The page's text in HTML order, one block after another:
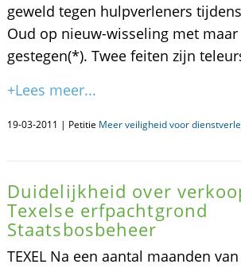
geweld tegen hulpverleners
Oud op nieuw-wisseling met maar
gestegen(*). Twee feiten zijn
+Lees meer...
19-03-2011 | Petitie Meer veiligheid voor
Duidelijkheid over
Texelse erfpachtgrond
Staatsbosbeheer
TEXEL Na een aantal maanden